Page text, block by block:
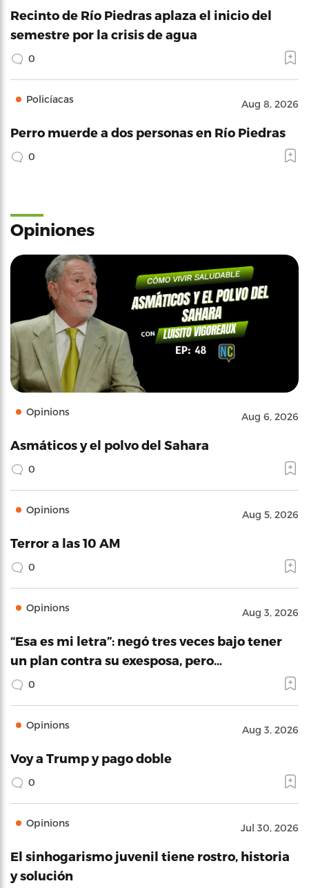
Recinto de Río Piedras aplaza el inicio del
semestre por la crisis de agua
0
Policíacas Aug 8, 2026
Perro muerde a dos personas en Río Piedras
0
Opiniones
Opinions Aug 6, 2026
Asmáticos y el polvo del Sahara
0
Opinions Aug 5, 2026
Terror a las 10 AM
0
Opinions Aug 3, 2026
“Esa es mi letra”: negó tres veces bajo tener
un plan contra su exesposa, pero…
0
Opinions Aug 3, 2026
Voy a Trump y pago doble
0
Opinions Jul 30, 2026
El sinhogarismo juvenil tiene rostro, historia
y solución